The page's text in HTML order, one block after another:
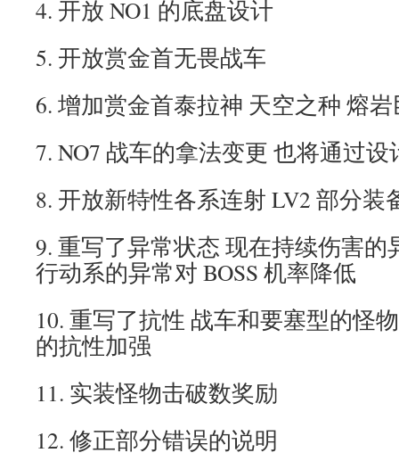
4. 开放 NO1 的底盘设计
5. 开放赏金首无畏战车
6. 增加赏金首泰拉神 天空之种 熔
7. NO7 战车的拿法变更 也将通过
8. 开放新特性各系连射 LV2 部分装
9. 重写了异常状态 现在持续伤害的
行动系的异常对 BOSS 机率降低
10. 重写了抗性 战车和要塞型的怪
的抗性加强
11. 实装怪物击破数奖励
12. 修正部分错误的说明